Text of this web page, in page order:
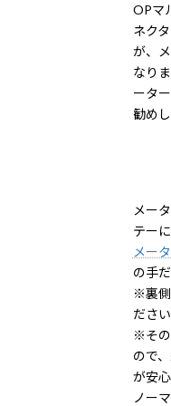
OPマ
ネク
が、
なり
ータ
勧めし
メー
テー
メー
の手
※裏側
ださい
※その
ので
が安心
ノー